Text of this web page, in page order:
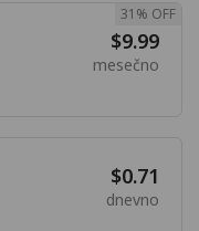
$9.99
mesečno
31% OFF
$0.71
dnevno